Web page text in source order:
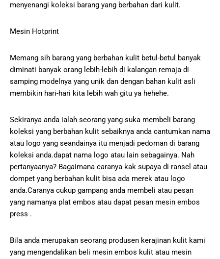
menyenangi koleksi barang yang berbahan dari kulit.
Mesin Hotprint
Memang sih barang yang berbahan kulit betul-betul banyak
diminati banyak orang lebih-lebih di kalangan remaja di
samping modelnya yang unik dan dengan bahan kulit asli
membikin hari-hari kita lebih wah gitu ya hehehe.
Sekiranya anda ialah seorang yang suka membeli barang
koleksi yang berbahan kulit sebaiknya anda cantumkan nama
atau logo yang seandainya itu menjadi pedoman di barang
koleksi anda.dapat nama logo atau lain sebagainya. Nah
pertanyaanya? Bagaimana caranya kak supaya di ransel atau
dompet yang berbahan kulit bisa ada merek atau logo
anda.Caranya cukup gampang anda membeli atau pesan
yang namanya plat embos atau dapat pesan mesin embos
press .
Bila anda merupakan seorang produsen kerajinan kulit kami
yang mengendalikan beli mesin embos kulit atau mesin